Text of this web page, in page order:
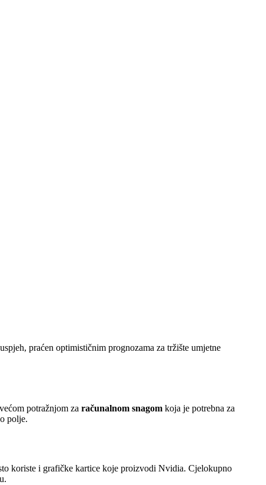
praćen optimističnim prognozama za tržište umjetne
potražnjom za računalnom snagom koja je potrebna za
polje.
koriste i grafičke kartice koje proizvodi Nvidia. Cjelokupno